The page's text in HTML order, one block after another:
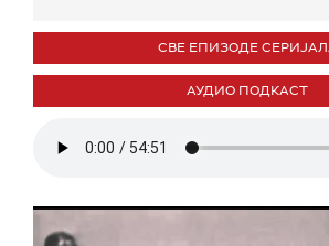
СВЕ ЕПИЗОДЕ
АУДИО ПОДКАСТ